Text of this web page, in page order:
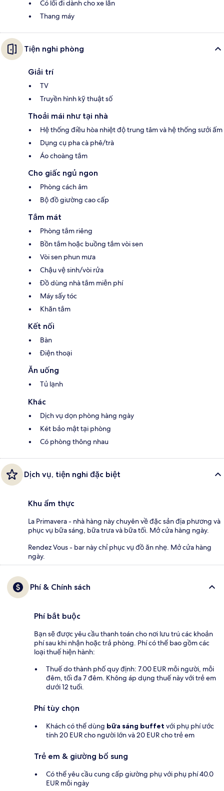
Có lối đi dành cho xe lăn
Thang máy
Tiện nghi phòng
Giải trí
TV
Truyền hình kỹ thuật số
Thoải mái như tại nhà
Hệ thống điều hòa nhiệt độ trung tâm và hệ thống sưởi ấm
Dụng cụ pha cà phê/trà
Áo choàng tắm
Cho giấc ngủ ngon
Phòng cách âm
Bộ đồ giường cao cấp
Tắm mát
Phòng tắm riêng
Bồn tắm hoặc buồng tắm vòi sen
Vòi sen phun mưa
Chậu vệ sinh/vòi rửa
Đồ dùng nhà tắm miễn phí
Máy sấy tóc
Khăn tắm
Kết nối
Bàn
Điện thoại
Ăn uống
Tủ lạnh
Khác
Dịch vụ dọn phòng hàng ngày
Két bảo mật tại phòng
Có phòng thông nhau
Dịch vụ, tiện nghi đặc biệt
Khu ẩm thực
La Primavera - nhà hàng này chuyên về đặc sản địa phương và
phục vụ bữa sáng, bữa trưa và bữa tối. Mở cửa hàng ngày.
Rendez Vous - bar này chỉ phục vụ đồ ăn nhẹ. Mở cửa hàng
ngày.
Phí & Chính sách
Phí bắt buộc
Bạn sẽ được yêu cầu thanh toán cho nơi lưu trú các khoản
phí sau khi nhận hoặc trả phòng. Phí có thể bao gồm các
loại thuế hiện hành:
Thuế do thành phố quy định: 7.00 EUR mỗi người, mỗi
đêm, tối đa 7 đêm. Không áp dụng thuế này với trẻ em
dưới 12 tuổi.
Phí tùy chọn
Khách có thể dùng bữa sáng buffet với phụ phí ước
tính 20 EUR cho người lớn và 20 EUR cho trẻ em
Trẻ em & giường bổ sung
Có thể yêu cầu cung cấp giường phụ với phụ phí 40.0
EUR mỗi ngày